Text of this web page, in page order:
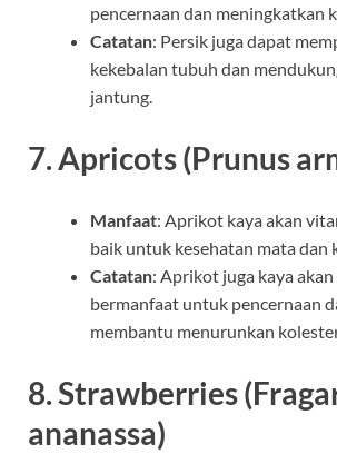
pencernaan dan meningkatkan
Catatan: Persik juga dapat
kekebalan tubuh dan
jantung.
7.Apricots (Prunus
Manfaat: Aprikot kaya akan
baik untuk kesehatan mata dan
Catatan: Aprikot juga kaya
bermanfaat untuk pencernaan
membantu menurunkan
8.Strawberries
ananassa)